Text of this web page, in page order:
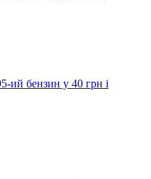
ий бензин у 40 грн і